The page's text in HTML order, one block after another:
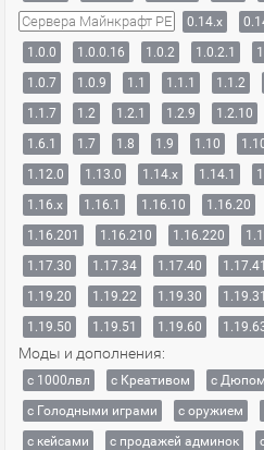
Сервера Майнкрафт PE 0.14.x
1.0.0
1.0.0.16 1.0.2 1.0.2.1
1.0.7
1.0.9 1.1 1.1.1 1.1.2
1.1.7
1.2 1.2.1 1.2.9 1.2.10
1.6.1
1.7 1.8 1.9 1.10
1.12.0
1.13.0 1.14.x 1.14.1
1.16.x
1.16.1 1.16.10 1.16.20
1.16.201
1.16.210 1.16.220
1.17.30
1.17.34 1.17.40 1.17.41
1.19.20
1.19.22 1.19.30 1.19.31
1.19.50
1.19.51 1.19.60
Моды и дополнения:
с 1000лвл c Креативом с Дюпом
с Голодными играми
с оружием
с кейсами
с продажей админок